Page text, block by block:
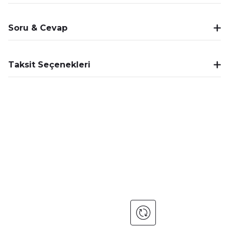
Soru & Cevap
Taksit Seçenekleri